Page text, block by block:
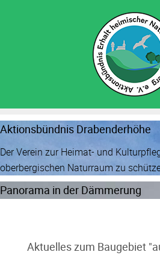
Aktionsbündnis Drabenderhöhe
Der Verein zur Heimat- und
oberbergischen Naturraum zu
Panorama in der Dämmerung
Aktuelles zum Baugebiet